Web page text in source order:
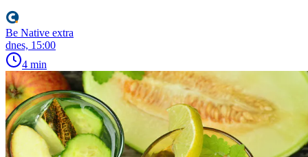
Be Native extra
dnes, 15:00
4 min